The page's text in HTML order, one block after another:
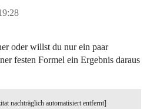
oder willst du nur ein paar
festen Formel ein Ergebnis daraus
nachträglich automatisiert entfernt]